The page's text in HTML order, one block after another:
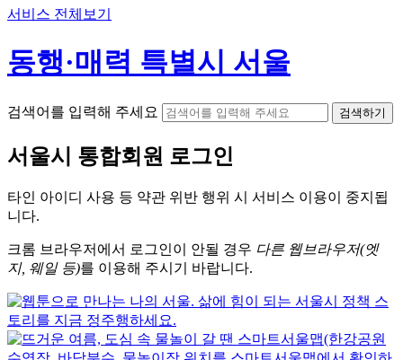
서비스 전체보기
동행·매력 특별시 서울
검색어를 입력해 주세요 검색하기
서울시 통합회원 로그인
타인 아이디 사용 등 약관 위반 행위 시 서비스 이용이 중지됩
니다.
크롬 브라우저에서 로그인이 안될 경우 다른 웹브라우저(엣
지, 웨일 등)를 이용해 주시기 바랍니다.